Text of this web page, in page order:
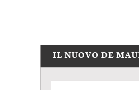
IL NUOVO DE